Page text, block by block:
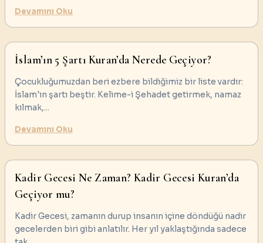
Devamını Oku
İslam’ın 5 Şartı Kuran’da Nerede Geçiyor?
Çocukluğumuzdan beri ezbere bildiğimiz bir liste vardır:
İslam'ın şartı beştir. Kelime-i Şehadet getirmek, namaz
kılmak,...
Devamını Oku
Kadir Gecesi Ne Zaman? Kadir Gecesi Kuran’da
Geçiyor mu?
Kadir Gecesi, zamanın durup insanın içine döndüğü nadir
gecelerden biri gibi anlatılır. Her yıl yaklaştığında sadece